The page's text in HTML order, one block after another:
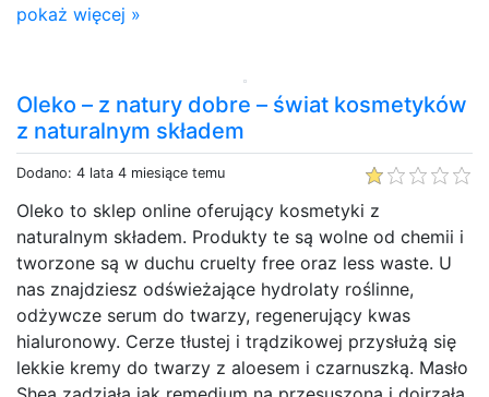
pokaż więcej »
Oleko – z natury dobre – świat kosmetyków
z naturalnym składem
Dodano: 4 lata 4 miesiące temu
Oleko to sklep online oferujący kosmetyki z
naturalnym składem. Produkty te są wolne od chemii i
tworzone są w duchu cruelty free oraz less waste. U
nas znajdziesz odświeżające hydrolaty roślinne,
odżywcze serum do twarzy, regenerujący kwas
hialuronowy. Cerze tłustej i trądzikowej przysłużą się
lekkie kremy do twarzy z aloesem i czarnuszką. Masło